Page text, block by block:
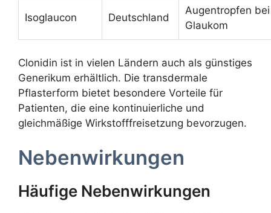
Isoglaucon Deutschland
Augentropfen bei
Glaukom
Clonidin ist in vielen Ländern auch als günstiges
Generikum erhältlich. Die transdermale
Pflasterform bietet besondere Vorteile für
Patienten, die eine kontinuierliche und
gleichmäßige Wirkstofffreisetzung bevorzugen.
Nebenwirkungen
Häufige Nebenwirkungen